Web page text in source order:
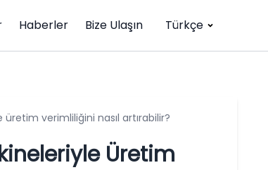
Haberler Bize Ulaşın Türkçe
verimliliğini nasıl artırabilir?
Üretim